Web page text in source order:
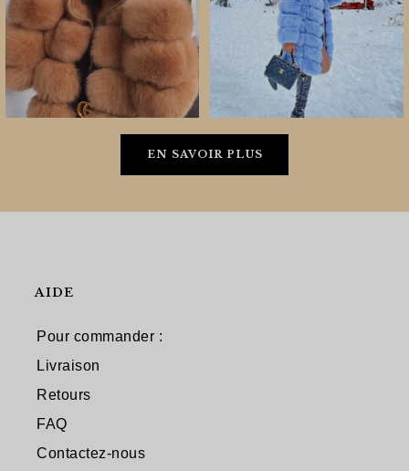
EN SAVOIR PLUS
AIDE
Pour commander :
Livraison
Retours
FAQ
Contactez-nous